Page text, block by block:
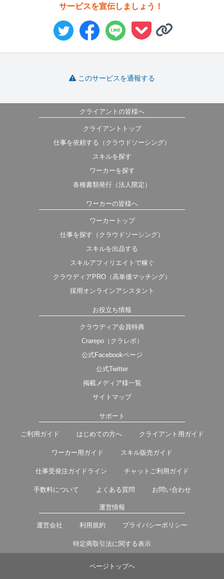
サービスを宣伝しましょう！
このサービスを通報する
クライアントの皆様へ
クライアントトップ
仕事を依頼する（クラウドソーシング）
スキルを探す
ワーカーを探す
各種書類発行（法人限定）
ワーカーの皆様へ
ワーカートップ
仕事を探す（クラウドソーシング）
スキルを出品する
スキルアフィリエイトで稼ぐ
クラウディアPRO（高単価マッチング）
採用オンラインアシスタント
お役立ち情報
クラウディア会員特典
Crarepo（クラレポ）
公式Facebookページ
公式Twitter
掲載メディア様一覧
サイトマップ
サポート
ご利用ガイド はじめての方へ クライアント用ガイド
ワーカー用ガイド スキル販売ガイド
仕事受発注ガイドライン チャットご利用ガイド
手数料について よくある質問 お問い合わせ
運営情報
運営会社 利用規約 プライバシーポリシー
特定商取引法に関する表示
ページトップヘ